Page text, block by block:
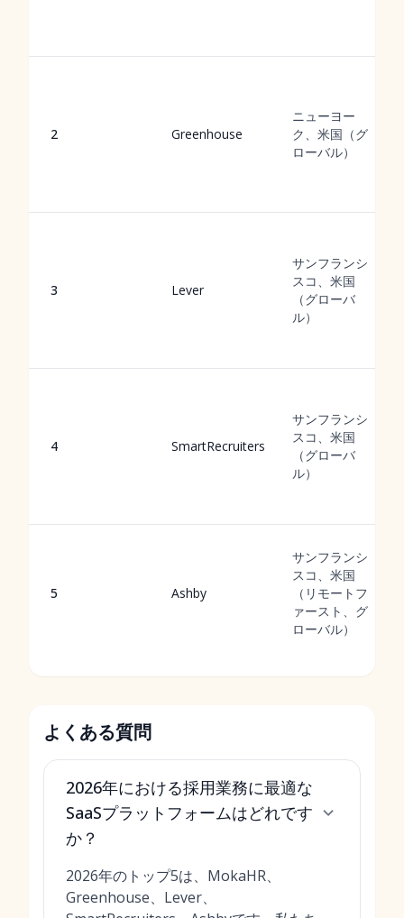
2 Greenhouse
ニューヨー
ク、米国（グ
ローバル）
3 Lever
サンフランシ
スコ、米国
（グローバ
ル）
4 SmartRecruiters
サンフランシ
スコ、米国
（グローバ
ル）
5 Ashby
サンフランシ
スコ、米国
（リモートフ
ァースト、グ
ローバル）
よくある質問
2026年における採用業務に最適な
SaaSプラットフォームはどれです
か？
2026年のトップ5は、MokaHR、
Greenhouse、Lever、